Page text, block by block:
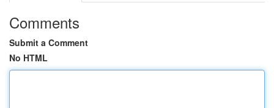
Comments
Submit a Comment
No HTML